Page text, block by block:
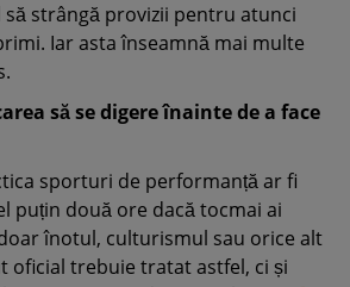
strângă provizii pentru atunci
Iar asta înseamnă mai multe
să se digere înainte de a face
sporturi de performanță ar fi
puțin două ore dacă tocmai ai
înotul, culturismul sau orice alt
oficial trebuie tratat astfel, ci și